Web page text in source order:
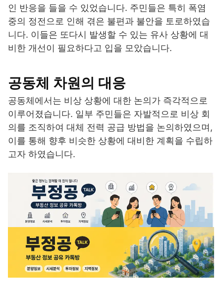
인 반응을 들을 수 있었습니다. 주민들은 특히 폭염
중의 정전으로 인해 겪은 불편과 불안을 토로하였습
니다. 이들은 또다시 발생할 수 있는 유사 상황에 대
비한 개선이 필요하다고 입을 모았습니다.
공동체 차원의 대응
공동체에서는 비상 상황에 대한 논의가 즉각적으로
이루어졌습니다. 일부 주민들은 자발적으로 비상 회
의를 조직하여 대체 전력 공급 방법을 논의하였으며,
이를 통해 향후 비슷한 상황에 대비한 계획을 수립하
고자 하였습니다.